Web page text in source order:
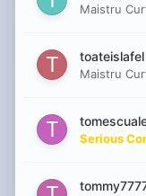
Maistru
toateislafel
Maistru
Serious